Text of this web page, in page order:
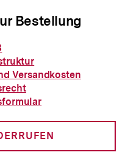
Bestellung
Versandkosten